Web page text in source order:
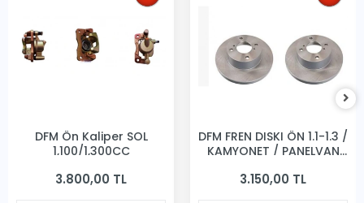
DFM Ön Kaliper SOL
1,100/1,300CC
3.800,00 TL
DFM FREN DISKI ÖN 1.1-1.3 /
KAMYONET / PANELVAN
3.150,00 TL